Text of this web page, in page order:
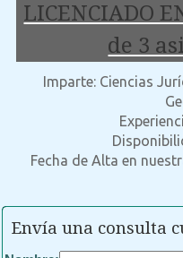
LICENCIADO
de 3
Imparte: Ciencias
Fecha de Alta en
Envía una consulta